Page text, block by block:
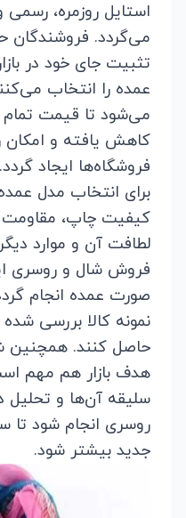
استایل روزمره،
می‌گردد. فروشندگان
تثبیت جای خود در
عمده را انتخاب
می‌شود تا قیمت
کاهش یافته و امکان
فروشگاه‌ها ایجاد گردد.
برای انتخاب مدل
کیفیت چاپ، مقاومت
لطافت آن و موارد
فروش شال و روسری
صورت عمده انجام
نمونه کالا بررسی
حاصل کنند. همچنین
هدف بازار هم مهم
سلیقه آن‌ها و
روسری انجام شود
جدید بیشتر شود.